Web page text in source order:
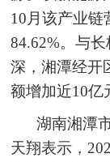
10月该产业链
84.62%。与
深，湘潭经开
额增加近10亿
湖南湘潭
天翔表示，